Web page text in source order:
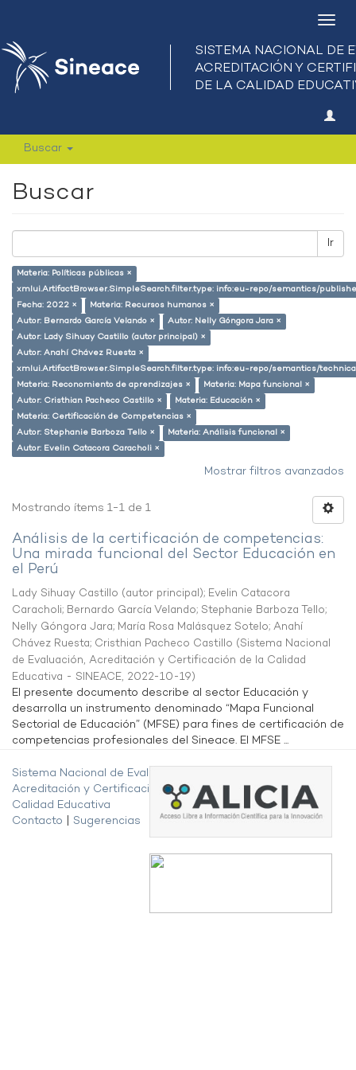
Buscar
Buscar
Ir
Materia: Políticas públicas ×
xmlui.ArtifactBrowser.SimpleSearch.filter.type: info:eu-repo/semantics/
Fecha: 2022 ×
Materia: Recursos humanos ×
Autor: Bernardo García Velando ×
Autor: Nelly Góngora Jara ×
Autor: Lady Sihuay Castillo (autor principal) ×
Autor: Anahí Chávez Ruesta ×
xmlui.ArtifactBrowser.SimpleSearch.filter.type: info:eu-repo/semantics/
Materia: Reconomiento de aprendizajes ×
Materia: Mapa funcional ×
Autor: Cristhian Pacheco Castillo ×
Materia: Educación ×
Materia: Certificación de Competencias ×
Autor: Stephanie Barboza Tello ×
Materia: Análisis funcional ×
Autor: Evelin Catacora Caracholi ×
Mostrar filtros avanzados
Mostrando ítems 1-1 de 1
Análisis de la certificación de competencias:
Una mirada funcional del Sector Educación en
el Perú
Lady Sihuay Castillo (autor principal); Evelin Catacora
Caracholi; Bernardo García Velando; Stephanie Barboza Tello;
Nelly Góngora Jara; María Rosa Malásquez Sotelo; Anahí
Chávez Ruesta; Cristhian Pacheco Castillo (Sistema Nacional
de Evaluación, Acreditación y Certificación de la Calidad
Educativa - SINEACE, 2022-10-19)
El presente documento describe al sector Educación y
desarrolla un instrumento denominado “Mapa Funcional
Sectorial de Educación” (MFSE) para fines de certificación de
competencias profesionales del Sineace. El MFSE ...
Sistema Nacional de Evaluación,
Acreditación y Certificación de la
Calidad Educativa
Contacto
Sugerencias